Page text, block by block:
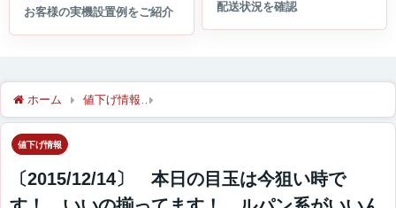
ホーム 値下げ情報
値下げ情報
〔2015/12/14〕 本日の目玉は今狙い時で